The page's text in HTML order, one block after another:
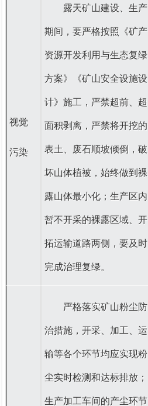
视觉
污染
露天矿山建设、生产
期间，要严格按照《矿产
资源开发利用与生态复绿
方案》《矿山安全设施设
计》施工， 严禁超前、超
面积剥离，严禁将开挖的
表土、废石顺坡倾倒，破
坏山体植被，始终做到裸
露山体最小化；生产区内
暂不开采的裸露区域、开
拓运输道路两侧，要及时
完成治理复绿。
严格落实矿山粉尘防
治措施，开采、加工、运
输等各个环节均应实现粉
尘实时检测和达标排放；
生产加工车间的产尘环节